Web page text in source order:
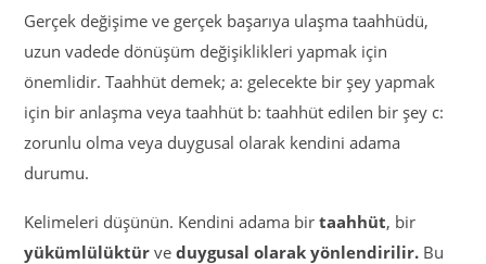
Gerçek değişime ve gerçek başarıya ulaşma taahhüdü,
uzun vadede dönüşüm değişiklikleri yapmak için
önemlidir. Taahhüt demek; a: gelecekte bir şey yapmak
için bir anlaşma veya taahhüt b: taahhüt edilen bir şey c:
zorunlu olma veya duygusal olarak kendini adama
durumu.
Kelimeleri düşünün. Kendini adama birtaahhüt, bir
yükümlülüktür veduygusal olarak yönlendirilir. Bu